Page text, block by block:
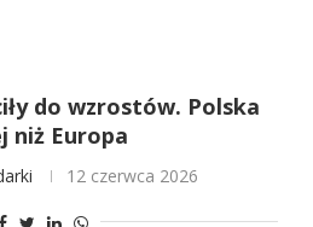
do wzrostów. Polska
niż Europa
12 czerwca 2026